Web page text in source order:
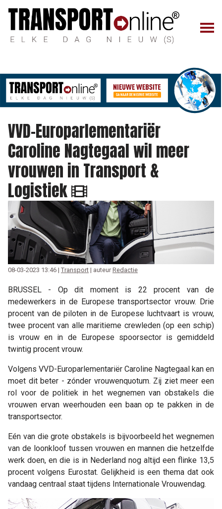
VVD-Europarlementariër
Caroline Nagtegaal wil meer
vrouwen in Transport &
Logistiek
08-03-2023 13:46 | Transport | auteur Redactie
BRUSSEL - Op dit moment is 22 procent van de
medewerkers in de Europese transportsector vrouw. Drie
procent van de piloten in de Europese luchtvaart is vrouw,
twee procent van alle maritieme crewleden (op een schip)
is vrouw en in de Europese spoorsector is gemiddeld
twintig procent vrouw.
Volgens VVD-Europarlementariër Caroline Nagtegaal kan en
moet dit beter - zónder vrouwenquotum. Zij ziet meer een
rol voor de politiek in het wegnemen van obstakels die
vrouwen ervan weerhouden een baan op te pakken in de
transportsector.
Eén van die grote obstakels is bijvoorbeeld het wegnemen
van de loonkloof tussen vrouwen en mannen die hetzelfde
werk doen, en die is in Nederland nog altijd een flinke 13,5
procent volgens Eurostat. Gelijkheid is een thema dat ook
vandaag centraal staat tijdens Internationale Vrouwendag.